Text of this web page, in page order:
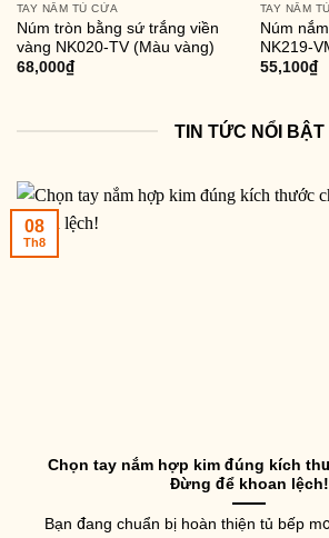
TAY NẮM TỦ CỬA
Núm tròn bằng sứ trắng viền
vàng NK020-TV (Màu vàng)
68,000₫
TAY NẮM
Núm
NK219-
55,100₫
TIN TỨC NỔI BẬT
Chọn tay nắm hợp kim đúng kích
Đừng để khoan lệch!
Bạn đang chuẩn bị hoàn thiện tủ bếp
08
Th8